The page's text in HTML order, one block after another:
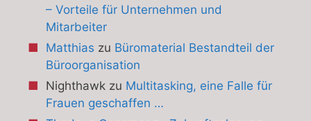
– Vorteile für Unternehmen und
Mitarbeiter
Matthias zu Büromaterial Bestandteil der
Büroorganisation
Nighthawkzu Multitasking, eine Falle für
Frauen geschaffen …